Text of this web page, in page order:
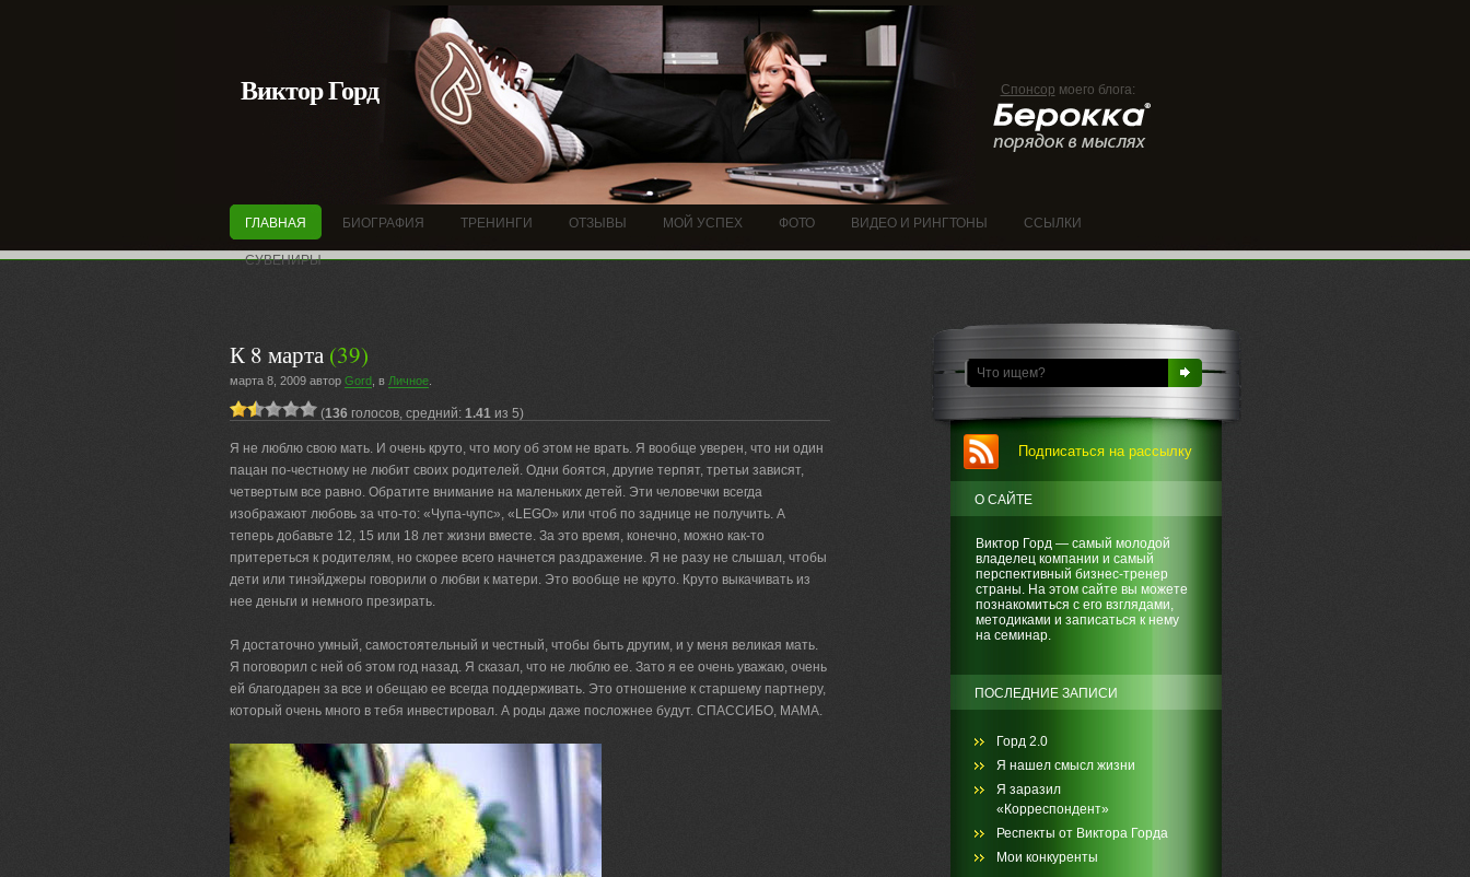
Спонсор моего блога:
Виктор Горд
ГЛАВНАЯ БИОГРАФИЯ ТРЕНИНГИ ОТЗЫВЫ МОЙ УСПЕХ ФОТО ВИДЕО И РИНГТОНЫ ССЫЛКИ
СУВЕНИРЫ
К 8 марта (39)
марта 8, 2009 автор Gord, в Личное.
(136голосов, средний: 1.41из 5)
Я не люблю свою мать. И очень круто, что могу об этом не врать. Я вообще уверен, что ни один
пацан по-честному не любит своих родителей. Одни боятся, другие терпят, третьи зависят,
четвертым все равно. Обратите внимание на маленьких детей. Эти человечки всегда
изображают любовь за что-то: «Чупа-чупс», «LEGO» или чтоб по заднице не получить. А
теперь добавьте 12, 15 или 18 лет жизни вместе. За это время, конечно, можно как-то
притереться к родителям, но скорее всего начнется раздражение. Я не разу не слышал, чтобы
дети или тинэйджеры говорили о любви к матери. Это вообще не круто. Круто выкачивать из
нее деньги и немного презирать.
Я достаточно умный, самостоятельный и честный, чтобы быть другим, и у меня великая мать.
Я поговорил с ней об этом год назад. Я сказал, что не люблю ее. Зато я ее очень уважаю, очень
ей благодарен за все и обещаю ее всегда поддерживать. Это отношение к старшему партнеру,
который очень много в тебя инвестировал. А роды даже посложнее будут. СПАССИБО, МАМА.
Подписаться на рассылку
О САЙТЕ
Виктор Горд — самый молодой
владелец компании и самый
перспективный бизнес-тренер
страны. На этом сайте вы можете
познакомиться с его взглядами,
методиками и записаться к нему
на семинар.
ПОСЛЕДНИЕ ЗАПИСИ
Горд 2.0
Я нашел смысл жизни
Я заразил
«Корреспондент»
Респекты от Виктора Горда
Мои конкуренты